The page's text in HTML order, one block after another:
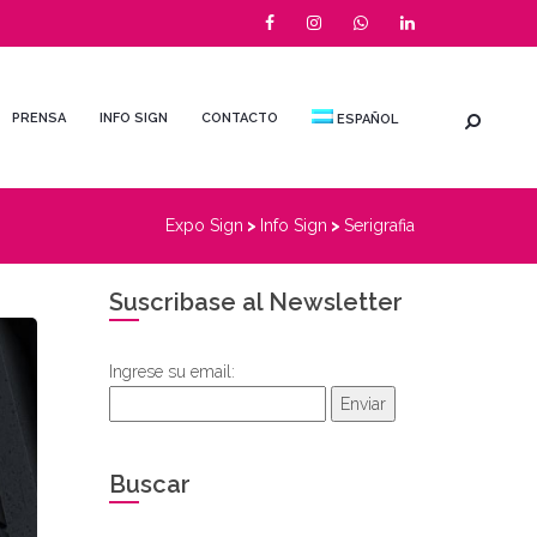
PRENSA INFO SIGN CONTACTO ESPAÑOL
Expo Sign > Info Sign > Serigrafia
Suscribase al Newsletter
Ingrese su email:
Enviar
Buscar